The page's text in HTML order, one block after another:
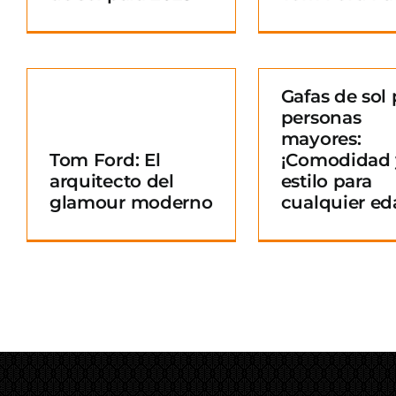
Tom Ford: El
arquitecto del
glamour moderno
¡Comodidad y
estilo para
cualquier edad!
Gafas de sol
personas
mayores:
¡Comodidad
estilo para
cualquier